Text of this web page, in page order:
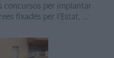
concursos per implantar
fixades per l'Estat, ...